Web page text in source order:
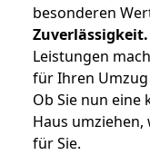
besonderen
Zuverlässigkeit.
Leistungen
für Ihren
Ob Sie nun eine
Haus
für Sie.